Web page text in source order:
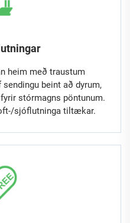
heim með traustum
beint að dyrum,
stórmagns pöntunum.
sjóflutninga tiltækar.